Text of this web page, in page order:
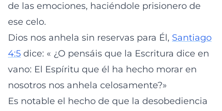
de las emociones, haciéndole prisionero de
ese celo.
Dios nos anhela sin reservas para Él, Santiago
4:5 dice: « ¿O pensáis que la Escritura dice en
vano: El Espíritu que él ha hecho morar en
nosotros nos anhela celosamente?»
Es notable el hecho de que la desobediencia